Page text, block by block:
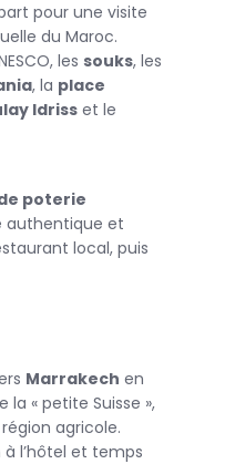
pour une visite
du Maroc.
les souks, les
, la place
Idriss et le
poterie
authentique et
local, puis
Marrakech en
la « petite Suisse »,
agricole.
l’hôtel et temps